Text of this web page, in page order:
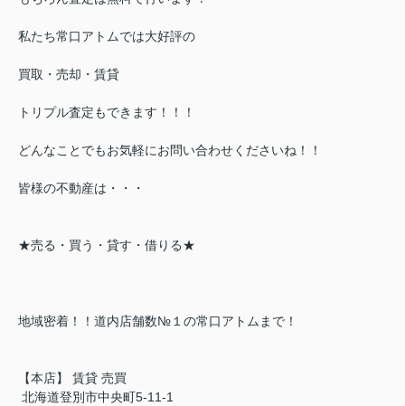
私たち常口アトムでは大好評の
買取・売却・賃貸
トリプル査定もできます！！！
どんなことでもお気軽にお問い合わせくださいね！！
皆様の不動産は・・・
★売る・買う・貸す・借りる★
地域密着！！道内店舗数№１の常口アトムまで！
【本店】 賃貸 売買
北海道登別市中央町5-11-1